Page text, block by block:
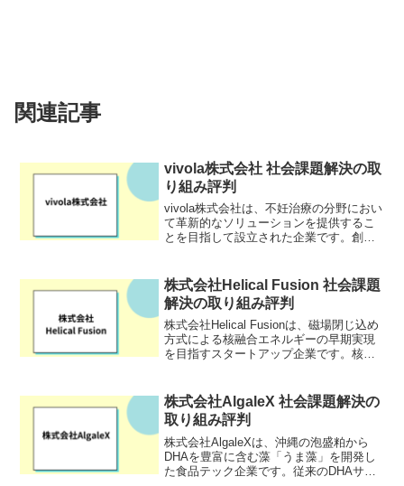
関連記事
vivola株式会社 社会課題解決の取
り組み評判
vivola株式会社は、不妊治療の分野におい
て革新的なソリューションを提供するこ
とを目指して設立された企業です。創業
に最適化された治療の実現」をミッショ
ンに掲げています...
株式会社Helical Fusion 社会課題
解決の取り組み評判
株式会社Helical Fusionは、磁場閉じ込め
方式による核融合エネルギーの早期実現
を目指すスタートアップ企業です。核融
ンエネルギーとして期待されています。
人類の未...
株式会社AlgaleX 社会課題解決の
取り組み評判
株式会社AlgaleXは、沖縄の泡盛粕から
DHAを豊富に含む藻「うま藻」を開発し
た食品テック企業です。従来のDHAサプ